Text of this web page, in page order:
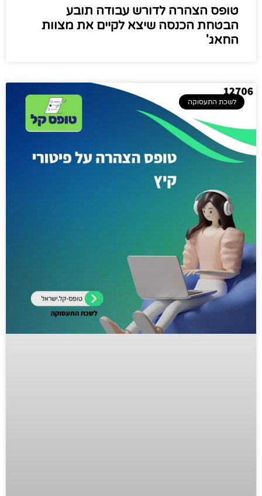
טופס הצהרה לדורש עבודה תובע
הבטחת הכנסה שיצא לקיים את מצוות
החאג'
לשכת התעסוקה